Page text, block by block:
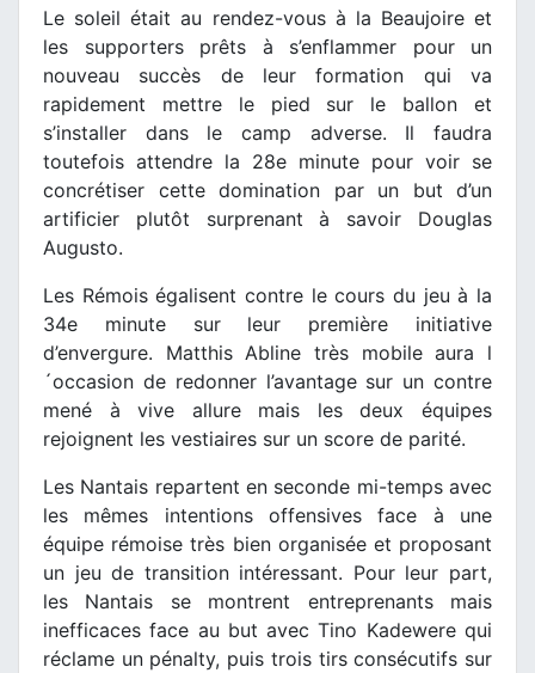
Le soleil était au rendez-vous à la Beaujoire et
les supporters prêts à s’enflammer pour un
nouveau succès de leur formation qui va
rapidement mettre le pied sur le ballon et
s’installer dans le camp adverse. Il faudra
toutefois attendre la 28e minute pour voir se
concrétiser cette domination par un but d’un
artificier plutôt surprenant à savoir Douglas
Augusto.
Les Rémois égalisent contre le cours du jeu à la
34e minute sur leur première initiative
d’envergure. Matthis Abline très mobile aura l
´occasion de redonner l’avantage sur un contre
mené à vive allure mais les deux équipes
rejoignent les vestiaires sur un score de parité.
Les Nantais repartent en seconde mi-temps avec
les mêmes intentions offensives face à une
équipe rémoise très bien organisée et proposant
un jeu de transition intéressant. Pour leur part,
les Nantais se montrent entreprenants mais
inefficaces face au but avec Tino Kadewere qui
réclame un pénalty, puis trois tirs consécutifs sur